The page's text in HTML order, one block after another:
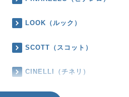
LOOK（ルック）
SCOTT（スコット）
CINELLI（チネリ）